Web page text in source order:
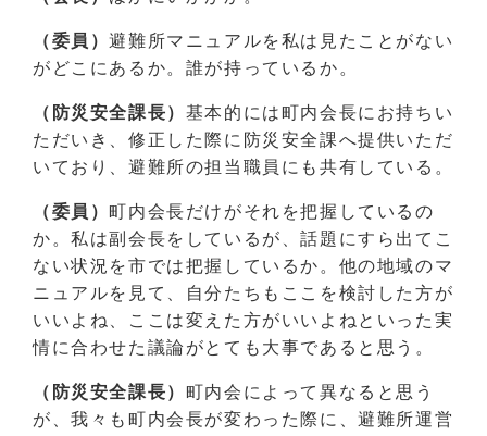
（委員）避難所マニュアルを私は見たことがない
がどこにあるか。誰が持っているか。
（防災安全課長） 基本的には町内会長にお持ちい
ただいき、修正した際に防災安全課へ提供いただ
いており、避難所の担当職員にも共有している。
（委員）町内会長だけがそれを把握しているの
か。私は副会長をしているが、話題にすら出てこ
ない状況を市では把握しているか。他の地域のマ
ニュアルを見て、自分たちもここを検討した方が
いいよね、ここは変えた方がいいよねといった実
情に合わせた議論がとても大事であると思う。
（防災安全課長） 町内会によって異なると思う
が、我々も町内会長が変わった際に、避難所運営